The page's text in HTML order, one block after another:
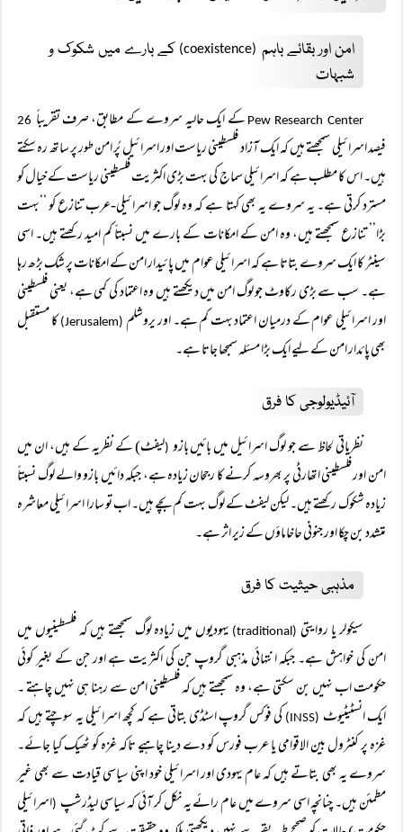
امن اور بقائے باہم (coexistence)
کے بارے میں شکوک و
شبہات
Pew Research Center کے ایک حالیہ سروے کے مطابق، صرف تقریباً
فیصد اسرائیلی سمجھتے ہیں کہ ایک آزاد فلسطینی ریاست اور اسرائیل پُر امن طور پر ساتھ رہ سکتے
ہیں۔ اس کا مطلب ہے کہ اسرائیلی سماج کی بہت بڑی اکثریت فلسطینی ریاست کے خیال کو
مسترد کرتی ہے۔ یہ سروے یہ بھی کہتا ہے کہ وہ لوگ جو اسرائیلی-عرب تنازع کو ‘‘بہت
بڑا’’ تنازع سمجھتے ہیں، وہ امن کے امکانات کے بارے میں نسبتاً کم امید رکھتے ہیں۔ اسی
سینٹر کا ایک سروے بتاتا ہے کہ اسرائیلی عوام میں پائیدار امن کے امکانات پر شک بڑھ رہا
ہے۔ سب سے بڑی رکاوٹ جو لوگ امن میں دیکھتے ہیں وہ اعتماد کی کمی ہے، یعنی فلسطینی
اور اسرائیلی عوام کے درمیان اعتماد بہت کم ہے۔ اور یروشلم(Jerusalem)
کا مستقبل
بھی پائدار امن کے لیے ایک بڑا مسئلہ سمجھا جاتا ہے۔
آئیڈیولوجی کا فرق
نظریاتی لحاظ سے جو لوگ اسرائیل میں بائیں بازو (لیفٹ) کے نظریہ کے ہیں، ان میں
امن اور فلسطینی اتھارٹی پر بھروسہ کرنے کا رجحان زیادہ ہے، جبکہ دائیں بازو والے لوگ نسبتاً
زیادہ شکوک رکھتے ہیں۔ لیکن لیفٹ کے لوگ بہت کم بچے ہیں۔ اب تو سارا اسرائیلی معاشرہ
متشدد بن چکا اور جنونی حاخاماؤں کے زیر اثر ہے۔
مذہبی حیثیت کا فرق
سیکولر یا روایتی (traditional)
یہودیوں میں زیادہ لوگ سمجھتے ہیں کہ فلسطینیوں میں
امن کی خواہش ہے۔ جبکہ انتہائی مذہبی گروپ جن کی اکثریت ہے اور جن کے بغیر کوئی
حکومت اب نہیں بن سکتی ہے، وہ سمجھتے ہیں کہ فلسطینی امن سے رہنا ہی نہیں چاہتے ۔
ایک انسٹیٹیوٹ (INSS)
کی فوکس گروپ اسٹڈی بتاتی ہے کہ کچھ اسرائیلی یہ سوچتے ہیں کہ
غزہ پر کنٹرول بین الاقوامی یا عرب فورس کو دے دینا چاہیے تاکہ غزہ کو ٹھیک کیا جائے۔
سروے یہ بھی بتاتے ہیں کہ عام یہودی اور اسرائیلی خود اپنی سیاسی قیادت سے بھی غیر
مطمئن ہیں۔ چنانچہ اسی سروے میں عام رائے یہ نکل کر آئی کہ سیاسی لیڈرشپ (اسرائیلی